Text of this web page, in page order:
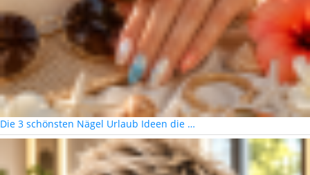
Die 3 schönsten Nägel Urlaub Ideen die …